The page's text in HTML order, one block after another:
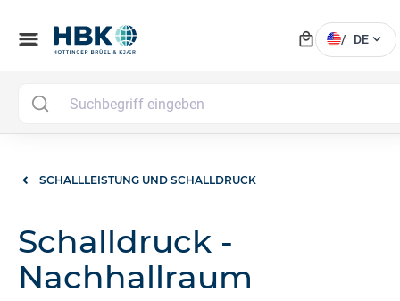
menu local_mall / DE expand_more
SCHALLLEISTUNG UND SCHALLDRUCK
Schalldruck -
Nachhallraum